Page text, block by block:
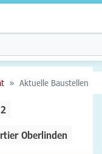
Aktuelle Baustellen
Oberlinden